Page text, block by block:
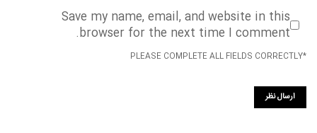
Save my name, email, and website in this
browser for the next time I comment.
*PLEASE COMPLETE ALL FIELDS CORRECTLY